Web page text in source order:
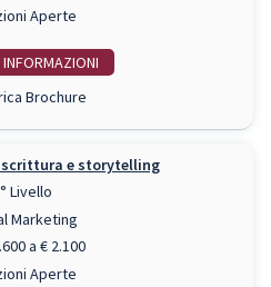
Aperte
INFO
Brochure
scrittura e storytelling
Livello
Marketing
a € 2.100
Aperte